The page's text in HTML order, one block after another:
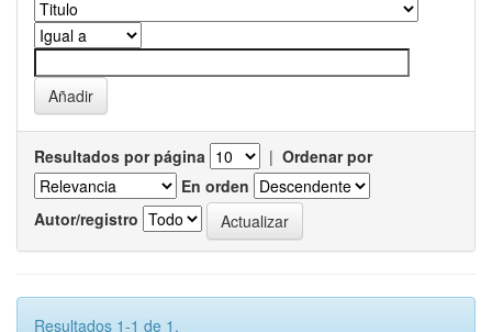
Resultados por página | Ordenar por
En orden
Autor/registro
Resultados 1-1 de 1.